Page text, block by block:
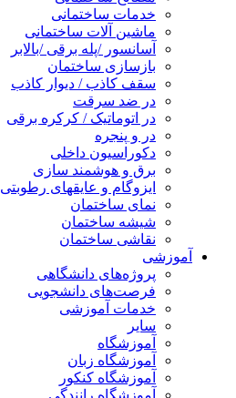
خدمات ساختمانی
ماشین آلات ساختمانی
آسانسور /پله برقی /بالابر
بازسازی ساختمان
سقف کاذب / دیوار کاذب
در ضد سرقت
در اتوماتیک / کرکره برقی
در و پنجره
دکوراسیون داخلی
برق و هوشمند سازی
ایزوگام و عایقهای رطوبتی
نمای ساختمان
شیشه ساختمان
نقاشی ساختمان
آموزشی
پروژه‌های دانشگاهی
فرصت‌های دانشجویی
خدمات آموزشی
سایر
آموزشگاه
آموزشگاه زبان
آموزشگاه کنکور